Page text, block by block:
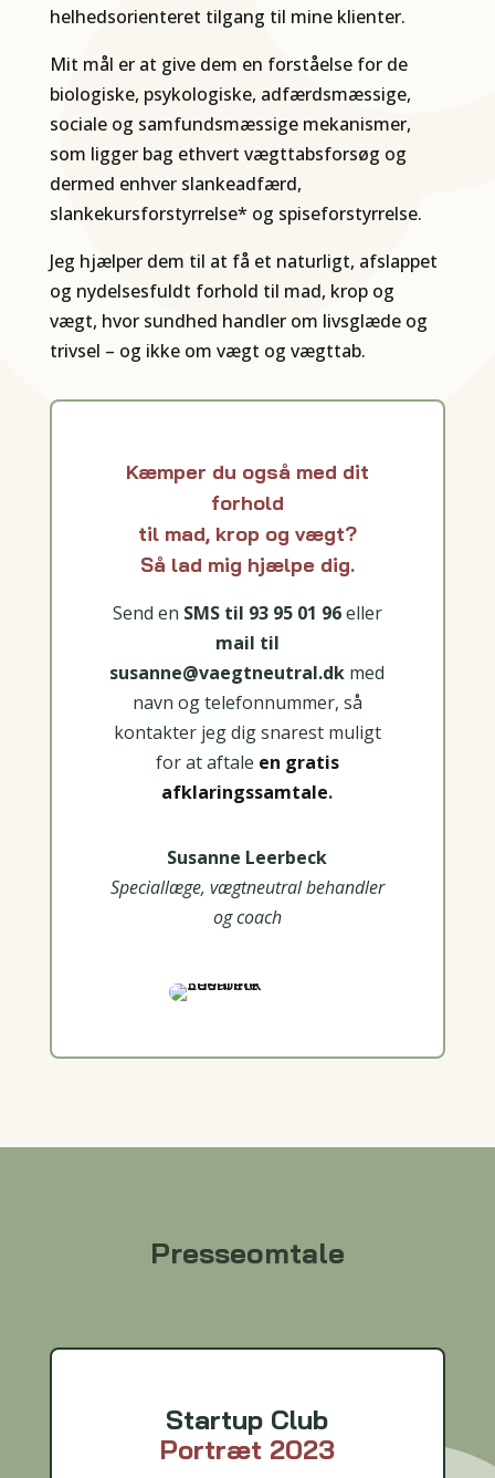
helhedsorienteret tilgang til mine klienter.
Mit mål er at give dem en forståelse for de
biologiske, psykologiske, adfærdsmæssige,
sociale og samfundsmæssige mekanismer,
som ligger bag ethvert vægttabsforsøg og
dermed enhver slankeadfærd,
slankekursforstyrrelse* og spiseforstyrrelse.
Jeg hjælper dem til at få et naturligt, afslappet
og nydelsesfuldt forhold til mad, krop og
vægt, hvor sundhed handler om livsglæde og
trivsel – og ikke om vægt og vægttab.
Kæmper du også med dit
forhold
til mad, krop og vægt?
Så lad mig hjælpe dig.
Send en SMS til 93 95 01 96eller
mail til
susanne@vaegtneutral.dk med
navn og telefonnummer, så
kontakter jeg dig snarest muligt
for at aftale en gratis
afklaringssamtale.
Susanne Leerbeck
Speciallæge, vægtneutral behandler
og coach
Presseomtale
Startup Club
Portræt 2023